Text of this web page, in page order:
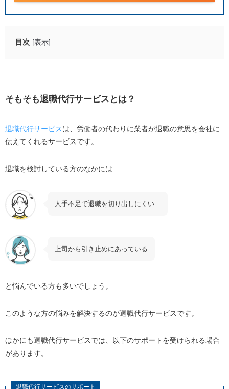
目次 [表示]
今すぐにでも辞めたい人
責任感が強く真面目な人
入社して間もない人
引き止めにあっている人
退職代行サービスの利用者に多い職種
退職代行サービスを利用する3つのメリット
依頼当日から会社に行かなくて済む
退職代行サービスを利用する3つのデメリット
職場の人との関係が切れる可能性がある
退職代行サービスを実際に利用した方の体験談
退職代行サービスの選び方
そもそも退職代行サービスとは？
退職代行サービスは、労働者の代わりに業者が退職の意思を会社に
伝えてくれるサービスです。
退職を検討している方のなかには
人手不足で退職を切り出しにくい...
上司から引き止めにあっている
と悩んでいる方も多いでしょう。
このような方の悩みを解決するのが退職代行サービスです。
ほかにも退職代行サービスでは、以下のサポートを受けられる場合
があります。
退職代行サービスのサポート